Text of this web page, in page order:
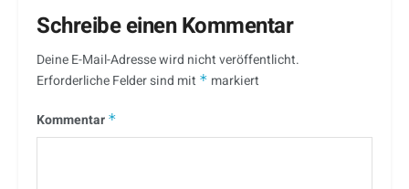
Schreibe einen Kommentar
Deine E-Mail-Adresse wird nicht veröffentlicht.
Erforderliche Felder sind mit * markiert
Kommentar *